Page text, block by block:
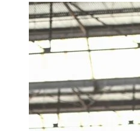
GIMNASIA
ARTÍSTICA
MASCULINA
–
ARGENTINOS
DE
ALTO
RENDIMIENTO